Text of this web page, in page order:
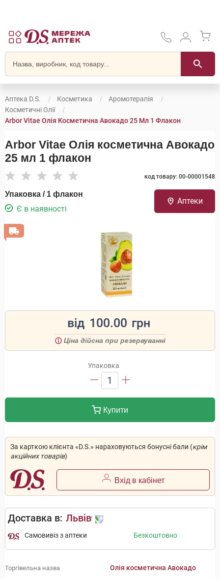
Аптека D.S. Косметика
Аромотерапія
Косметичні Олії
Arbor Vitae Олія Косметична Авокадо 25 Мл 1 Флакон
Arbor Vitae Олія косметична Авокадо
25 мл 1 флакон
код товару: 00-00001548
Упаковка / 1 флакон
Є в наявності
Аптеки
від 100.00 грн
Ціна дійсна при резервуванні
Упаковка
1
Купити
За карткою клієнта «D.S.» нараховуються бонусні бали (крім
акційних товарів)
Вхід в кабінет
Доставка в: Львів
Самовивіз з аптеки Безкоштовно
Торгівельна назва Олія косметична Авокадо